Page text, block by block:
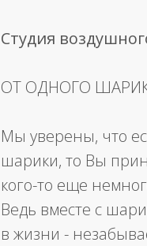
Студия
ОТ ОДНОГО
Мы уверены, что
шарики, то Вы
кого-то еще
Ведь вместе с
в жизни -